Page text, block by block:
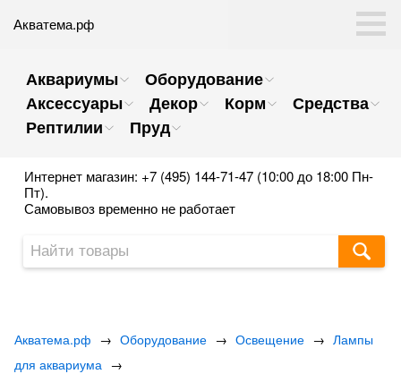
Акватема.рф
Аквариумы
Оборудование
Аксессуары
Декор Корм
Средства
Рептилии
Пруд
Интернет магазин: +7 (495) 144-71-47 (10:00 до 18:00 Пн-
Пт).
Самовывоз временно не работает
Акватема.рф → Оборудование → Освещение → Лампы
для аквариума →